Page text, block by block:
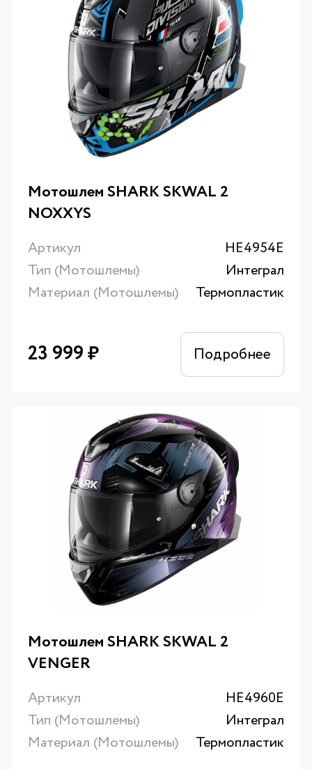
Мотошлем SHARK SKWAL 2
NOXXYS
Артикул
HE4954E
Тип (Мотошлемы)
Интеграл
Материал (Мотошлемы)
Термопластик
23 999₽ Подробнее
Мотошлем SHARK SKWAL 2
VENGER
Артикул
HE4960E
Тип (Мотошлемы)
Интеграл
Материал (Мотошлемы)
Термопластик